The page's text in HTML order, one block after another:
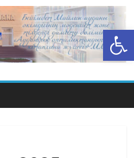
Открыть панель инструментов